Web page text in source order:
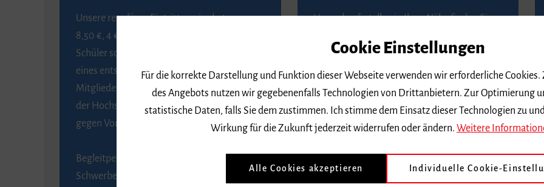
Unsere regulären Eintrittspreise betragen
8,50 €, 4 € ermäßigt für Schülerinnen und
Schüler sowie Studierende gegen Vorlage
eines entsprechenden Nachweises, 6 € für
Mitglieder der Gesellschaft zur Förderung
der Hochschule für Musik Freiburg e. V.
gegen Vorlage des Mitgliedsausweises.
Begleitpersonen von Menschen mit
Schwerbehinderung, die das Merkzeichen
Vorverkaufsstellen in Ihrer Nähe finden Sie
BZ-Kartenservice Freiburg
Kaiser-Joseph-Straße 229
79098 Freiburg
Telefon 0761 4968888 (Reservierungen sind
FWTM Tourist-Information
Cookie Einstellungen
Für die korrekte Darstellung und Funktion dieser Webseite verwenden wir erforderliche
des Angebots nutzen wir gegebenenfalls Technologien von Drittanbietern. Zur Optimierung
statistische Daten, falls Sie dem zustimmen. Ich stimme dem Einsatz dieser Technologien zu
Wirkung für die Zukunft jederzeit widerrufen oder ändern. Weitere
Alle Cookies akzeptieren Individuelle Cookie-